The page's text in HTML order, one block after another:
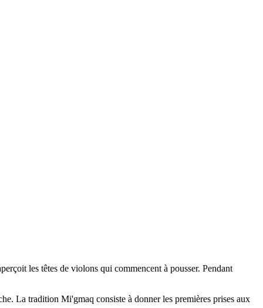
les têtes de violons qui commencent à pousser. Pendant
La tradition Mi'gmaq consiste à donner les premières prises aux